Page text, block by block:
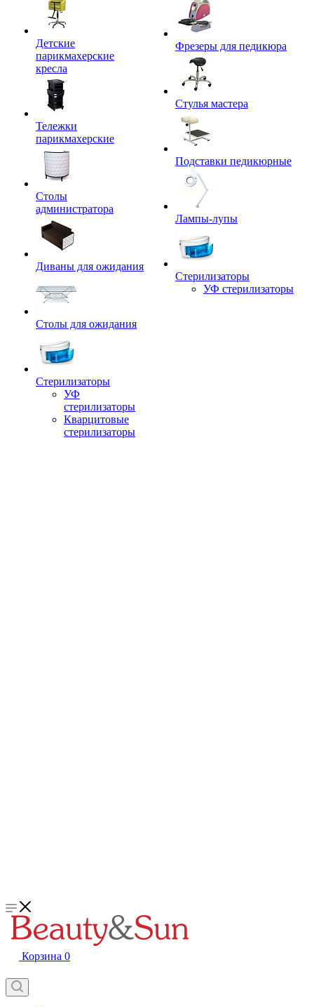
Детские
парикмахерские
кресла
Тележки
парикмахерские
Столы
администратора
Диваны для ожидания
Столы для ожидания
Стерилизаторы
УФ
стерилизаторы
Кварцитовые
стерилизаторы
Фрезеры для педикюра
Стулья мастера
Подставки педикюрные
Лампы-лупы
Стерилизаторы
УФ стерилизаторы
Корзина 0